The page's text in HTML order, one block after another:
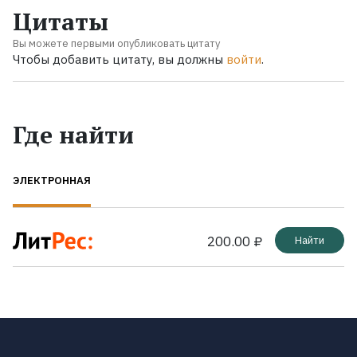
Цитаты
Вы можете первыми опубликовать цитату
Чтобы добавить цитату, вы должны войти.
Где найти
ЭЛЕКТРОННАЯ
200.00 ₽ Найти